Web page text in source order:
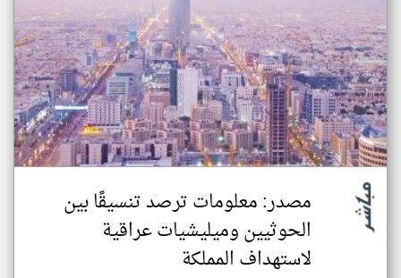
مصدر: معلومات ترصد تنسيقًا بين
الحوثيين وميليشيات عراقية
لاستهداف المملكة